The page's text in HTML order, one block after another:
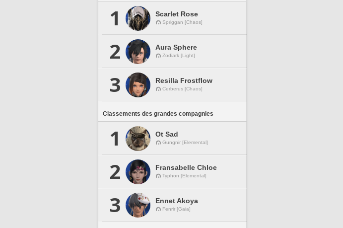
1 Scarlet Rose
Spriggan [Chaos]
2 Aura Sphere
Zodiark [Light]
3 Resilla Frostflow
Cerberus [Chaos]
Classements des grandes compagnies
1 Ot Sad
Gungnir [Elemental]
2 Fransabelle Chloe
Typhon [Elemental]
3 Ennet Akoya
Fenrir [Gaia]